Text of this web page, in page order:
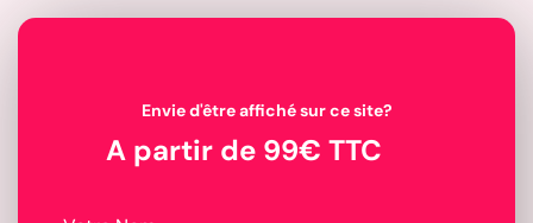
Envie d'être affiché sur ce site?
A partir de 99€ TTC